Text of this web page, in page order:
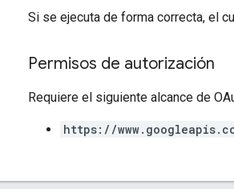
Si se ejecuta de forma correcta, el
Permisos de autorización
Requiere el siguiente alcance de
https://